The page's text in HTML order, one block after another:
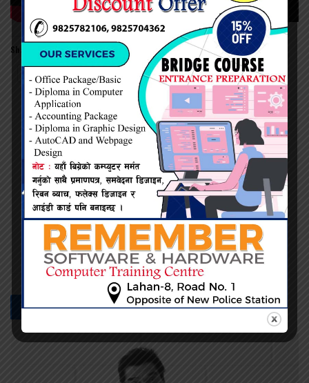
Share this:
Twitter Facebook
नेत्र दैनिक
सम्बन्धित -समाचार